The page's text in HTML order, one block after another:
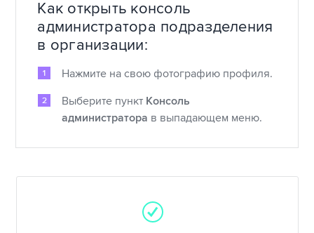
Как открыть консоль
администратора подразделения
в организации:
Нажмите на свою фотографию профиля.
Выберите пункт Консоль
администратора в выпадающем меню.